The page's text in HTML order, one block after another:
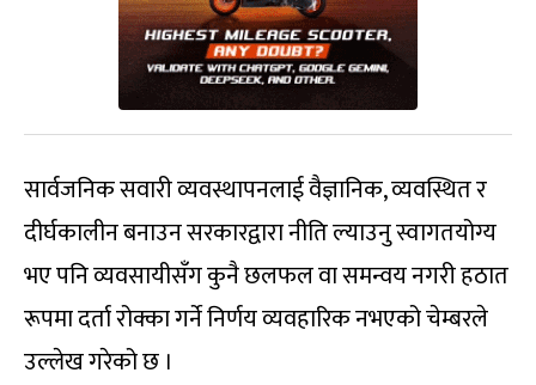
सार्वजनिक सवारी व्यवस्थापनलाई वैज्ञानिक, व्यवस्थित र
दीर्घकालीन बनाउन सरकारद्वारा नीति ल्याउनु स्वागतयोग्य
भए पनि व्यवसायीसँग कुनै छलफल वा समन्वय नगरी हठात
रूपमा दर्ता रोक्का गर्ने निर्णय व्यवहारिक नभएको चेम्बरले
उल्लेख गरेको छ ।